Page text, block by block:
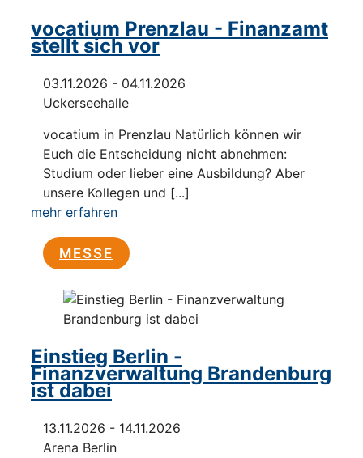
vocatium Prenzlau - Finanzamt
stellt sich vor
03.11.2026 - 04.11.2026
Uckerseehalle
vocatium in Prenzlau Natürlich können wir
Euch die Entscheidung nicht abnehmen:
Studium oder lieber eine Ausbildung? Aber
unsere Kollegen und [...]
mehr erfahren
MESSE
Einstieg Berlin -
Finanzverwaltung Brandenburg
ist dabei
13.11.2026 - 14.11.2026
Arena Berlin